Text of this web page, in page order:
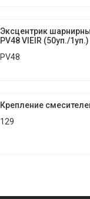
Эксцентрик
PV48 VIEIR (50уп./1уп.)
PV48
Крепление
129